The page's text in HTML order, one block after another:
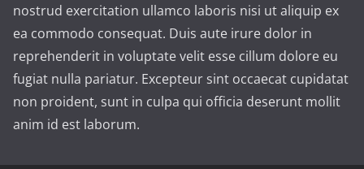
nostrud exercitation ullamco laboris nisi ut aliquip ex
ea commodo consequat. Duis aute irure dolor in
reprehenderit in voluptate velit esse cillum dolore eu
fugiat nulla pariatur. Excepteur sint occaecat cupidatat
non proident, sunt in culpa qui officia deserunt mollit
anim id est laborum.